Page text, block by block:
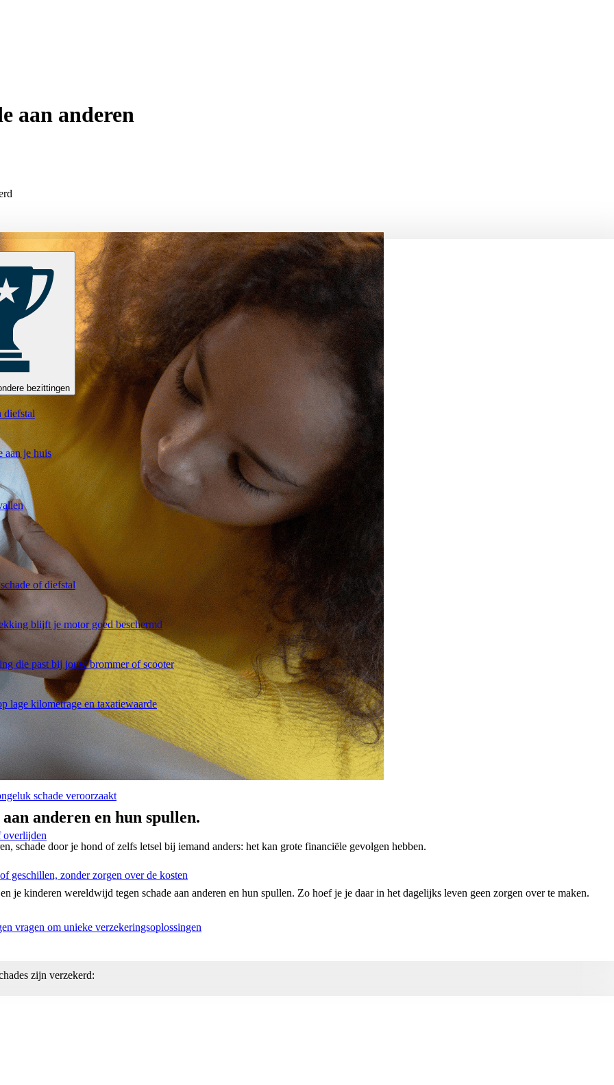
bezittingen
diefstal
aan je huis
of diefstal
blijft je motor goed beschermd
die past bij jouw brommer of scooter
lage kilometrage en taxatiewaarde
schade veroorzaakt
overlijden
geschillen, zonder zorgen over de kosten
vragen om unieke verzekeringsoplossingen
aan anderen
anderen en hun spullen.
schade door je hond of zelfs letsel bij iemand anders: het kan grote financiële gevolgen hebben.
je kinderen wereldwijd tegen schade aan anderen en hun spullen. Zo hoef je je daar in het dagelijks leven geen zorgen over te maken.
zijn verzekerd: